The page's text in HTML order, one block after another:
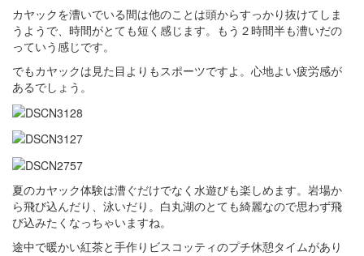
カヤックを漕いでいる間は他のことは頭からすっかり抜けてしま
うようで、時間がとても短く感じます。もう２時間半も漕いだの
っていう感じです。
でもカヤックは見た目よりもスポーツですよ。心地よい疲労感が
あるでしょう。
夏のカヤック体験は漕ぐだけでなく水遊びも楽しめます。岩場か
ら飛び込んだり、泳いだり。白丸湖のとても綺麗なので思わず飛
び込みたくなっちゃいますね。
途中で暖かい紅茶と手作りビスコッティのプチ休憩タイムがあり